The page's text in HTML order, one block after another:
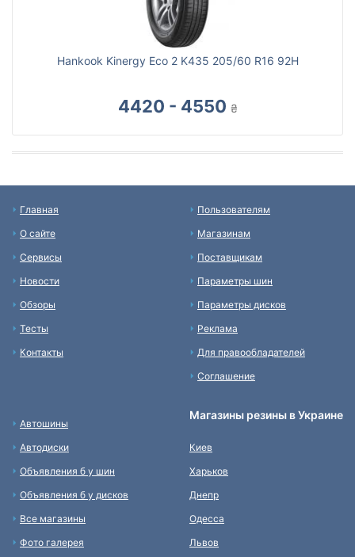
Hankook Kinergy Eco 2 K435 205/60 R16 92H
4420 - 4550 ₴
Главная
О сайте
Сервисы
Новости
Обзоры
Тесты
Контакты
Пользователям
Магазинам
Поставщикам
Параметры шин
Параметры дисков
Реклама
Для правообладателей
Соглашение
Автошины
Автодиски
Объявления б у шин
Объявления б у дисков
Все магазины
Фото галерея
Магазины резины в Украине
Киев
Харьков
Днепр
Одесса
Львов